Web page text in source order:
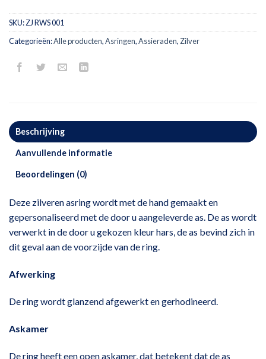
SKU:ZJ RWS 001
Categorieën:Alle producten,Asringen,Assieraden,Zilver
Beschrijving
Aanvullende informatie
Beoordelingen (0)
Deze zilveren asring wordt met de hand gemaakt en
gepersonaliseerd met de door u aangeleverde as. De as wordt
verwerkt in de door u gekozen kleur hars, de as bevind zich in
dit geval aan de voorzijde van de ring.
Afwerking
De ring wordt glanzend afgewerkt en gerhodineerd.
Askamer
De ring heeft een open askamer, dat betekent dat de as